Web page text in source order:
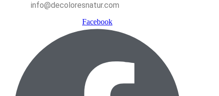
info@decoloresnatur.com
Facebook